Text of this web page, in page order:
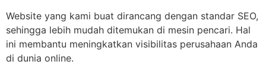
Website yang kami buat dirancang dengan standar SEO,
sehingga lebih mudah ditemukan di mesin pencari. Hal
ini membantu meningkatkan visibilitas perusahaan Anda
di dunia online.